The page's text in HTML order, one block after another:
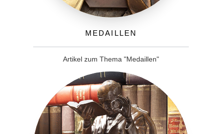
Medaillen
Artikel zum Thema "Medaillen"